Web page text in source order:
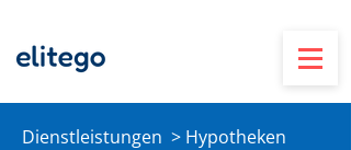
Dienstleistungen > Hypotheken